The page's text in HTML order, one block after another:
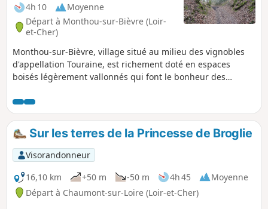
4h 10
Moyenne
Départ à Monthou-sur-Bièvre (Loir-
et-Cher)
Monthou-sur-Bièvre, village situé au milieu des vignobles
d'appellation Touraine, est richement doté en espaces
boisés légèrement vallonnés qui font le bonheur des
Sur les terres de la Princesse de Broglie
Visorandonneur
16,10 km
+50 m -50 m 4h 45
Moyenne
Départ à Chaumont-sur-Loire (Loir-et-Cher)